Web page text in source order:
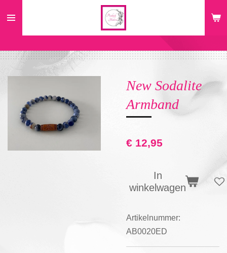
de
hoofdinhoud
New Sodalite
Armband
€ 12,95
In
winkelwagen
Artikelnummer:
AB0020ED